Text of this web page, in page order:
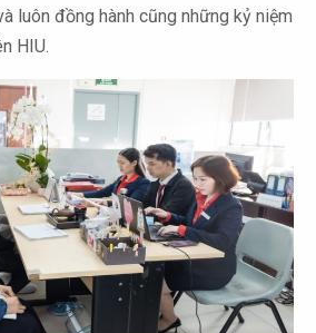
luôn đồng hành cũng những kỷ niệm
HIU.